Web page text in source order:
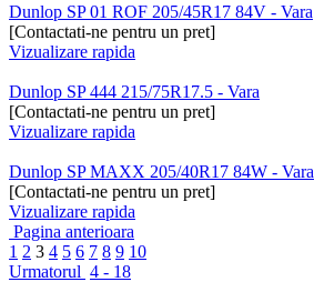
Dunlop SP 01 ROF 205/45R17 84V - Vara
[Contactati-ne pentru un pret]
Vizualizare rapida
Dunlop SP 444 215/75R17.5 - Vara
[Contactati-ne pentru un pret]
Vizualizare rapida
Dunlop SP MAXX 205/40R17 84W - Vara
[Contactati-ne pentru un pret]
Vizualizare rapida
Pagina anterioara
1 2 3 4 5 6 7 8 9 10
Urmatorul 4 - 18